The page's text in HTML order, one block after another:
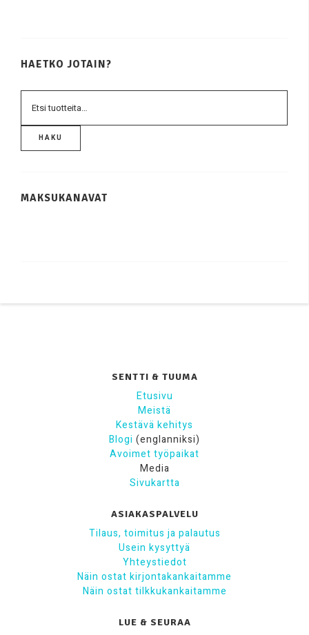
HAETKO JOTAIN?
HAKU
MAKSUKANAVAT
SENTTI & TUUMA
Etusivu
Meistä
Kestävä kehitys
Blogi (englanniksi)
Avoimet työpaikat
Media
Sivukartta
ASIAKASPALVELU
Tilaus, toimitus ja palautus
Usein kysyttyä
Yhteystiedot
Näin ostat kirjontakankaitamme
Näin ostat tilkkukankaitamme
LUE & SEURAA